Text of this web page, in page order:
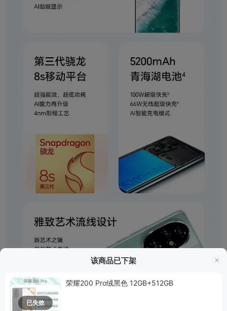
该商品已下架
已失效
荣耀200 Pro绒黑色 12GB+512GB